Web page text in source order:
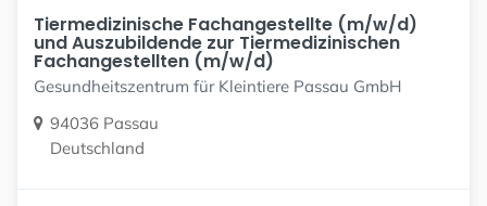
Tiermedizinische Fachangestellte (m/w/d)
und Auszubildende zur Tiermedizinischen
Fachangestellten (m/w/d)
Gesundheitszentrum für Kleintiere Passau GmbH
94036 Passau
Deutschland